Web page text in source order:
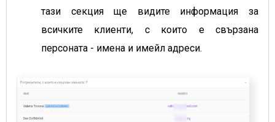
тази секция ще видите информация за
всичките клиенти, с които е свързана
персоната - имена и имейл адреси.